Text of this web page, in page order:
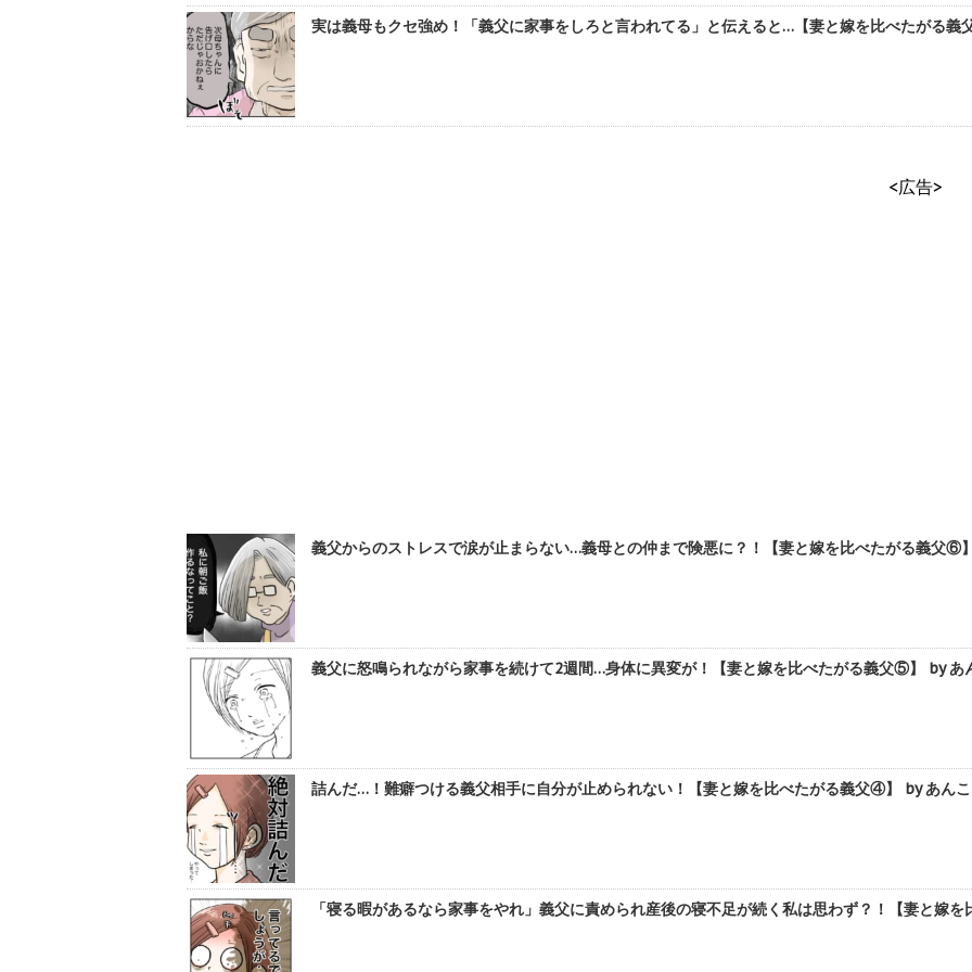
実は義母もクセ強め！「義父に家事をしろと言われてる」と伝えると…【妻と嫁を比べたがる義
<広告>
義父からのストレスで涙が止まらない…義母との仲まで険悪に？！【妻と嫁を比べたがる義父⑥
義父に怒鳴られながら家事を続けて2週間…身体に異変が！【妻と嫁を比べたがる義父⑤】 by あ
詰んだ…！難癖つける義父相手に自分が止められない！【妻と嫁を比べたがる義父④】 by あん
「寝る暇があるなら家事をやれ」義父に責められ産後の寝不足が続く私は思わず？！【妻と嫁